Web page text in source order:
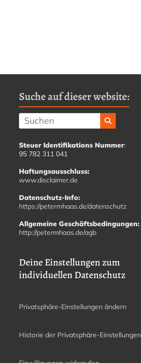
Suche auf dieser website:
Steuer Identifikations Nummer:
95 782 311 041
Haftungsausschluss:
www.disclaimer.de
Datenschutz-Info:
https://petermhaas.de/datenschutz
Allgemeine Geschäftsbedingungen:
http://petermhaas.de/agb
Deine Einstellungen zum
individuellen Datenschutz
Privatsphäre-Einstellungen ändern
Historie der Privatsphäre-Einstellungen